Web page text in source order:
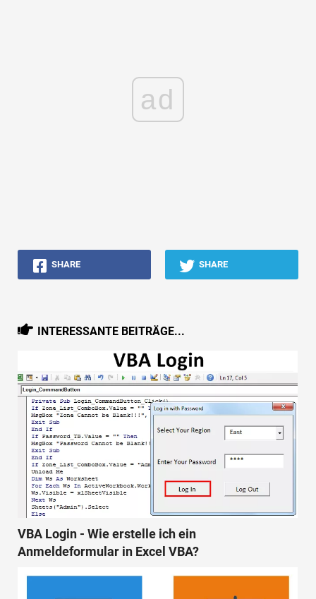
ad
SHARE SHARE
INTERESSANTE BEITRÄGE...
VBA Login - Wie erstelle ich ein
Anmeldeformular in Excel VBA?